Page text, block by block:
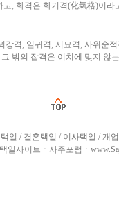
, 화격은 화기격(化氣格)이
격, 일귀격, 시묘격, 사위순
밖의 잡격은 이치에 맞지 않
일 / 결혼택일 / 이사택일 / 개
일사이트ㆍ사주포럼ㆍ